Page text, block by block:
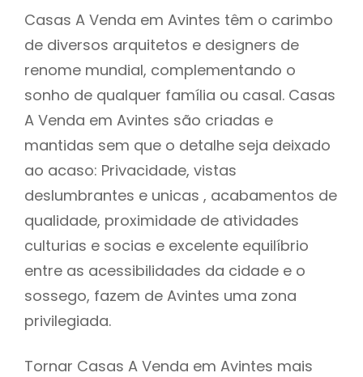
Casas A Venda em Avintes têm o carimbo
de diversos arquitetos e designers de
renome mundial, complementando o
sonho de qualquer família ou casal. Casas
A Venda em Avintes são criadas e
mantidas sem que o detalhe seja deixado
ao acaso: Privacidade, vistas
deslumbrantes e unicas , acabamentos de
qualidade, proximidade de atividades
culturias e socias e excelente equilíbrio
entre as acessibilidades da cidade e o
sossego, fazem de Avintes uma zona
privilegiada.
Tornar Casas A Venda em Avintes mais